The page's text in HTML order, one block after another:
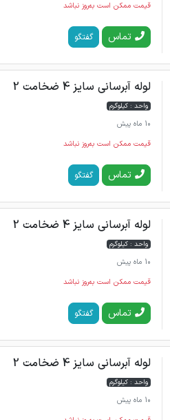
قیمت ممکن است به‌روز نباشد
تماس گفتگو
لوله آبرسانی سایز 4 ضخامت 2
واحد : کیلوگرم
10 ماه پیش
قیمت ممکن است به‌روز نباشد
تماس گفتگو
لوله آبرسانی سایز 4 ضخامت 2
واحد : کیلوگرم
10 ماه پیش
قیمت ممکن است به‌روز نباشد
تماس گفتگو
لوله آبرسانی سایز 4 ضخامت 2
واحد : کیلوگرم
10 ماه پیش